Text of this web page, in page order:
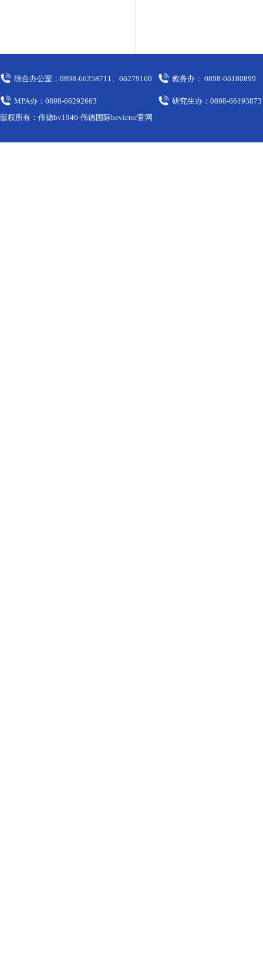
综合办公室：0898-66258711、66279160
MPA办：0898-66292663
教务办： 0898-66180899
研究生办：0898-
版权所有：伟德bv1946-伟德国际bevictor官网